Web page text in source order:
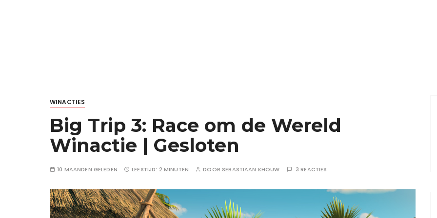
WINACTIES
Big Trip 3: Race om de Wereld
Winactie | Gesloten
10 MAANDEN GELEDEN LEESTIJD: 2 MINUTEN DOOR SEBASTIAAN KHOUW 3 REACTIES